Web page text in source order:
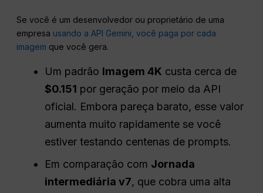
Se você é um desenvolvedor ou proprietário de uma
empresa usando a API Gemini, você paga por cada
imagem que você gera.
Um padrão Imagem 4K custa cerca de
$0.151 por geração por meio da API
oficial. Embora pareça barato, esse valor
aumenta muito rapidamente se você
estiver testando centenas de prompts.
Em comparação com Jornada
intermediária v7, que cobra uma alta